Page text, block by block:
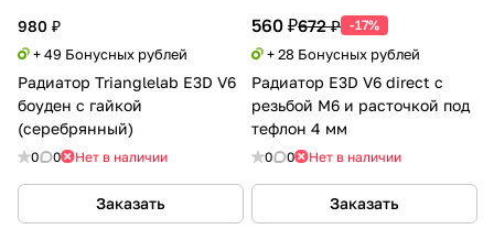
980 ₽
+ 49 Бонусных рублей
Радиатор Trianglelab E3D V6
боуден с гайкой
(серебрянный)
0 0 Нет в наличии
Заказать
560 ₽672 ₽ -17%
+ 28 Бонусных рублей
Радиатор E3D V6 direct с
резьбой М6 и расточкой под
тефлон 4 мм
0 0 Нет в наличии
Заказать